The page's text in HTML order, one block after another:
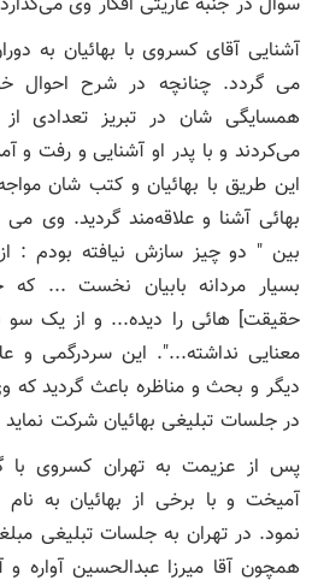
آشنایی آقای کسروی با بهائیان به
می گردد. چنانچه در شرح احوال
همسایگی شان در تبریز تعدادی از
می‌کردند و با پدر او آشنایی و رفت و
این طریق با بهائیان و کتب شان
بهائی آشنا و علاقه‌مند گردید. وی
بین " دو چیز سازش نیافته بودم :
بسیار مردانه بابیان نخست ...
حقیقت] هائی را دیده... و از یک
معنایی نداشته...". این سردرگمی و
دیگر و بحث و مناظره باعث گردید که
در جلسات تبلیغی بهائیان شرکت نماید
پس از عزیمت به تهران کسروی با
آمیخت و با برخی از بهائیان به نام
نمود. در تهران به جلسات تبلیغی
همچون آقا میرزا عبدالحسین آواره و